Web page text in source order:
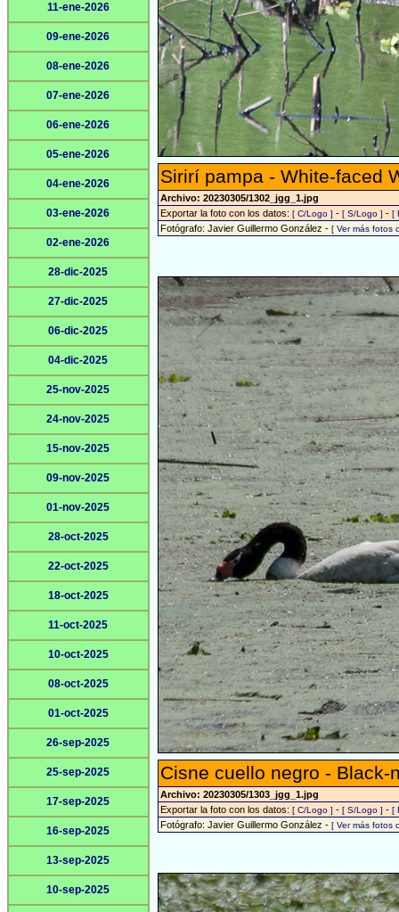
11-ene-2026
09-ene-2026
08-ene-2026
07-ene-2026
06-ene-2026
05-ene-2026
04-ene-2026
03-ene-2026
02-ene-2026
28-dic-2025
27-dic-2025
06-dic-2025
04-dic-2025
25-nov-2025
24-nov-2025
15-nov-2025
09-nov-2025
01-nov-2025
28-oct-2025
22-oct-2025
18-oct-2025
11-oct-2025
10-oct-2025
08-oct-2025
01-oct-2025
26-sep-2025
25-sep-2025
17-sep-2025
16-sep-2025
13-sep-2025
10-sep-2025
Sirirí pampa - White-faced
Archivo: 20230305/1302_jgg_1.jpg
Exportar la foto con los datos: [ C/Logo ] - [ S/Logo ] - [
Fotógrafo: Javier Guillermo González - [ Ver más fotos
Cisne cuello negro -
Archivo: 20230305/1303_jgg_1.jpg
Exportar la foto con los datos: [ C/Logo ] - [ S/Logo ] - [
Fotógrafo: Javier Guillermo González - [ Ver más fotos